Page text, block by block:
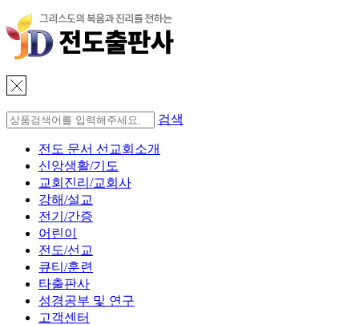
검색
전도 문서 선교회소개
신앙생활/기도
교회진리/교회사
강해/설교
전기/간증
어린이
전도/선교
큐티/훈련
타출판사
성경공부 및 연구
고객센터